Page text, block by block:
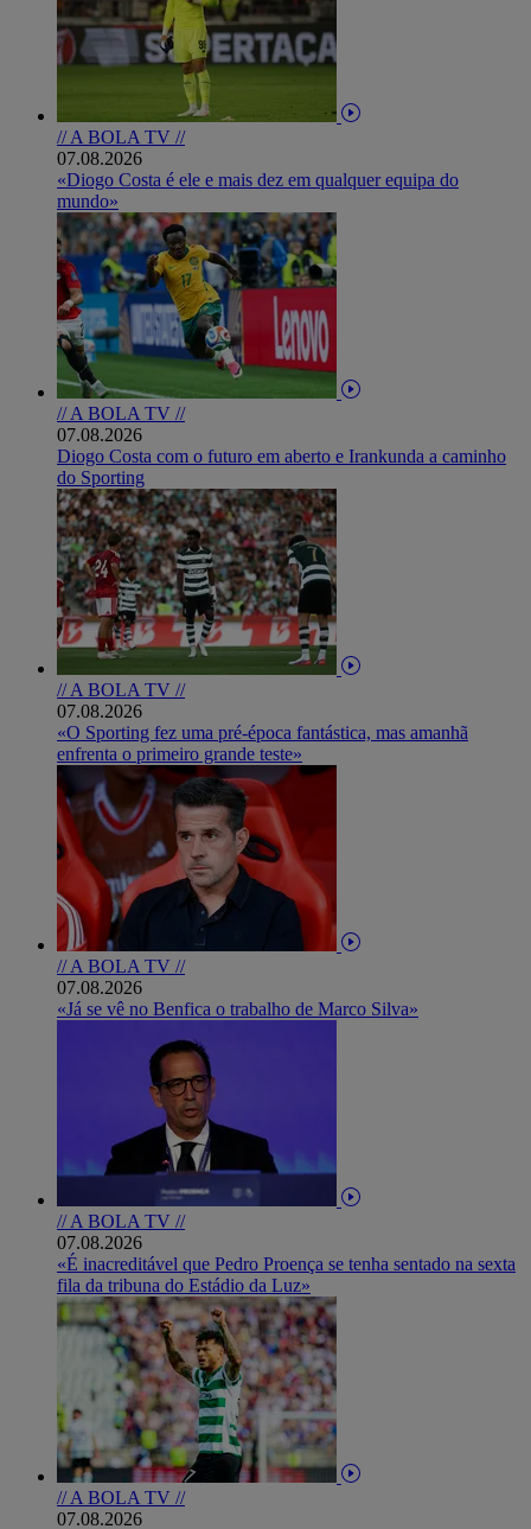
// A BOLA TV //
07.08.2026
«Diogo Costa é ele e mais dez em qualquer equipa do
mundo»
// A BOLA TV //
07.08.2026
Diogo Costa com o futuro em aberto e Irankunda a caminho
do Sporting
// A BOLA TV //
07.08.2026
«O Sporting fez uma pré-época fantástica, mas amanhã
enfrenta o primeiro grande teste»
// A BOLA TV //
07.08.2026
«Já se vê no Benfica o trabalho de Marco Silva»
// A BOLA TV //
07.08.2026
«É inacreditável que Pedro Proença se tenha sentado na sexta
fila da tribuna do Estádio da Luz»
// A BOLA TV //
07.08.2026